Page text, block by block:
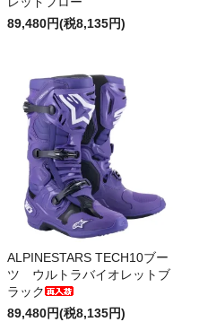
89,480円(税8,135円)
ALPINESTARS TECH10ブー
ツ ウルトラバイオレットブ
ラック
89,480円(税8,135円)